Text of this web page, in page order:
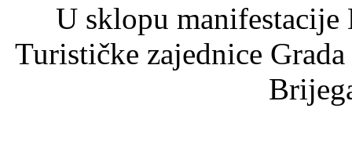
U sklopu
Turističke zajednice